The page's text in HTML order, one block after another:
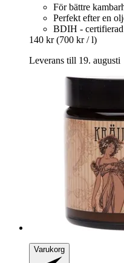
För bättre
Perfekt efter en
BDIH -
140 kr (700 kr / l)
Leverans till 19. augusti
Varukorg